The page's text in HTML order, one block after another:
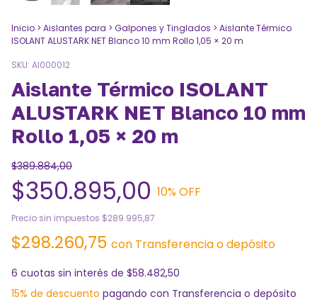
Inicio > Aislantes para > Galpones y Tinglados > Aislante Térmico
ISOLANT ALUSTARK NET Blanco 10 mm Rollo 1,05 × 20 m
SKU: AI000012
Aislante Térmico ISOLANT
ALUSTARK NET Blanco 10 mm
Rollo 1,05 × 20 m
$389.884,00
$350.895,00 10% OFF
Precio sin impuestos $289.995,87
$298.260,75 con Transferencia o depósito
6 cuotas sin interés de $58.482,50
15% de descuento pagando con Transferencia o depósito